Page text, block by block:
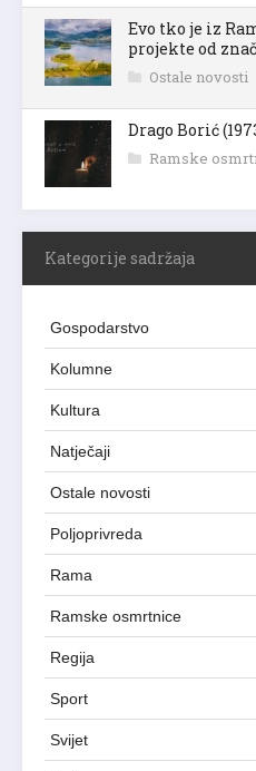
Evo tko je iz
projekte od
Ostale novosti
Drago Borić
Ramske
Kategorije sadržaja
Gospodarstvo
Kolumne
Kultura
Natječaji
Ostale novosti
Poljoprivreda
Rama
Ramske osmrtnice
Regija
Sport
Svijet